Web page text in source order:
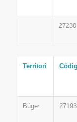
27230
Territori
Búger 27193